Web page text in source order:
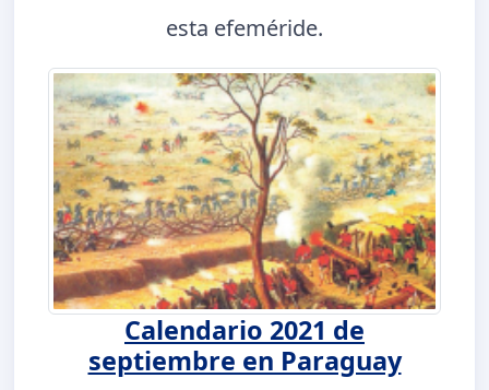
esta efeméride.
Calendario 2021 de
septiembre en Paraguay